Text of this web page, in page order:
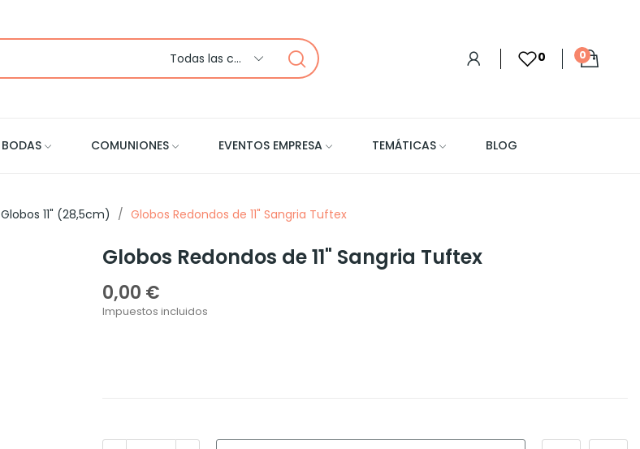
Todas las categorias 0 0
BODAS COMUNIONES EVENTOS EMPRESA TEMÁTICAS BLOG
Globos 11" (28,5cm) Globos Redondos de 11" Sangria Tuftex
Globos Redondos de 11" Sangria Tuftex
0,00 €
Impuestos incluidos